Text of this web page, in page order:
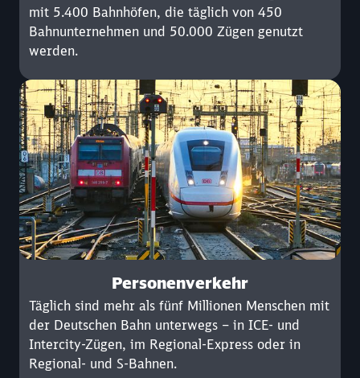
mit 5.400 Bahnhöfen, die täglich von 450
Bahnunternehmen und 50.000 Zügen genutzt
werden.
Personenverkehr
Täglich sind mehr als fünf Millionen Menschen mit
der Deutschen Bahn unterwegs – in ICE- und
Intercity-Zügen, im Regional-Express oder in
Regional- und S-Bahnen.